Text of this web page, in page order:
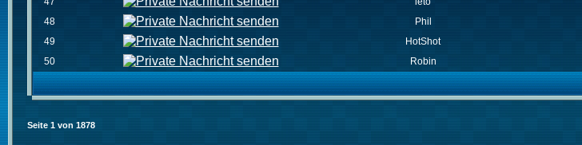
48
Phil
49
HotShot
50
Robin
Seite 1 von 1878